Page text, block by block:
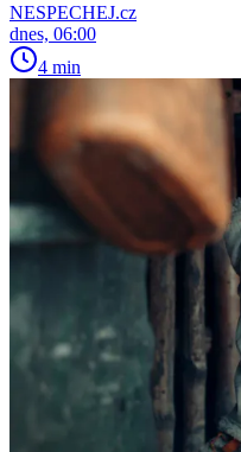
NESPECHEJ.cz
dnes, 06:00
4 min